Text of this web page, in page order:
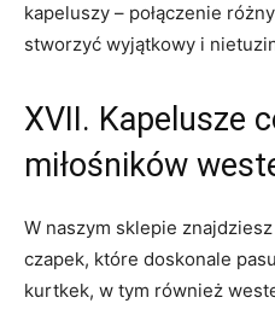
kapeluszy – połączenie​
⁤stworzyć wyjątkowy i
XVII. Kapelusze
miłośników
W naszym sklepie
czapek, które doskonale⁣
kurtkek, w tym‍ również⁢